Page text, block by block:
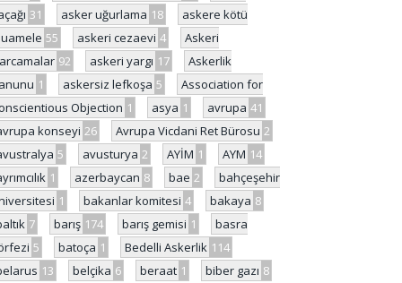
31 asker uğurlama 18
askere kötü
55 askeri cezaevi 4
Askeri
92 askeri yargı 17
Askerlik
1 askersiz lefkoşa 5
Association for
Objection 1 asya 1 avrupa 41
konseyi 26 Avrupa Vicdani Ret Bürosu 2
5 avusturya 2 AYİM 1 AYM 14
1 azerbaycan 8 bae 2
bahçeşehir
1 bakanlar komitesi 4 bakaya 8
7 barış 174 barış gemisi 1
basra
5 batoça 1 Bedelli Askerlik 114
13 belçika 6 beraat 1 biber gazı 8